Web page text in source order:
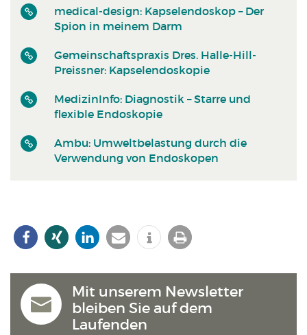
medical-design: Kapselendoskop – Der
Spion in meinem Darm
Gemeinschaftspraxis Dres. Halle-Hill-
Preissner: Kapselendoskopie
MedizinInfo: Diagnostik – Starre und
flexible Endoskopie
Ambu: Umweltbelastung durch die
Verwendung von Endoskopen
Mit unserem Newsletter
bleiben Sie auf dem
Laufenden